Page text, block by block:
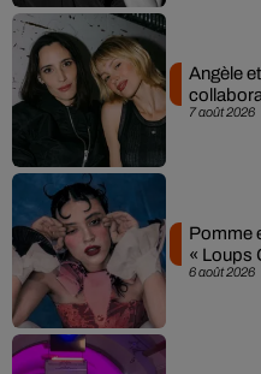
7 août 2026
Angèle
6 août 2026
Pomme
« Loups